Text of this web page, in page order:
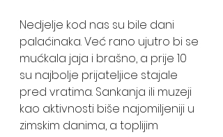
Nedjelje kod nas su bile dani
palaćinaka. Već rano ujutro bi se
mućkala jaja i brašno, a prije 10
su najbolje prijateljice stajale
pred vratima. Sankanja ili muzeji
kao aktivnosti biše najomiljeniji u
zimskim danima, a toplijim